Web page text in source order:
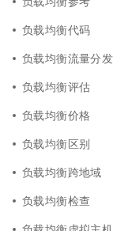
负载均衡代码
负载均衡流量分发
负载均衡评估
负载均衡价格
负载均衡区别
负载均衡跨地域
负载均衡检查